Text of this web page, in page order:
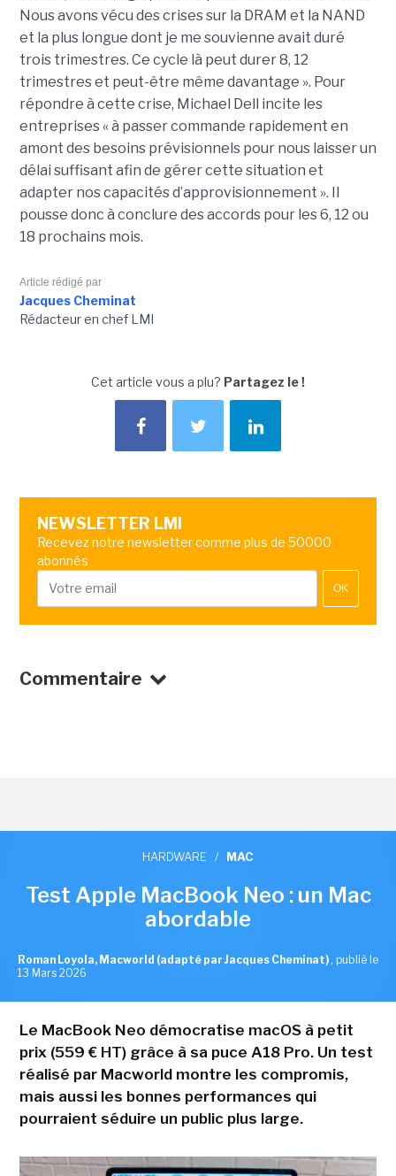
Nous avons vécu des crises sur la DRAM et la NAND
et la plus longue dont je me souvienne avait duré
trois trimestres. Ce cycle là peut durer 8, 12
trimestres et peut-être même davantage ». Pour
répondre à cette crise, Michael Dell incite les
entreprises « à passer commande rapidement en
amont des besoins prévisionnels pour nous laisser un
délai suffisant afin de gérer cette situation et
adapter nos capacités d’approvisionnement ». Il
pousse donc à conclure des accords pour les 6, 12 ou
18 prochains mois.
Article rédigé par
Jacques Cheminat
Rédacteur en chef LMI
Cet article vous a plu? Partagez le !
NEWSLETTER LMI
Recevez notre newsletter comme plus de 50000
abonnés
OK
Commentaire
HARDWARE / MAC
Test Apple MacBook Neo : un Mac
abordable
Roman Loyola, Macworld (adapté par Jacques Cheminat) , publié le
13 Mars 2026
Le MacBook Neo démocratise macOS à petit
prix (559 € HT) grâce à sa puce A18 Pro. Un test
réalisé par Macworld montre les compromis,
mais aussi les bonnes performances qui
pourraient séduire un public plus large.